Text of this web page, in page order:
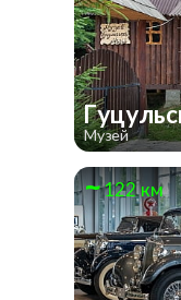
Музей
122 км